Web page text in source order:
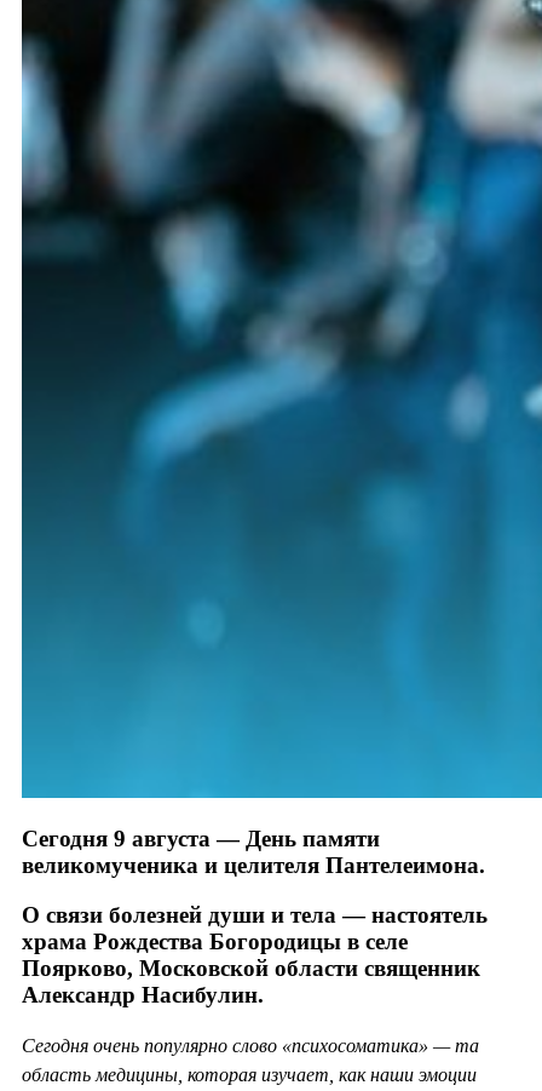
Сегодня 9 августа — День памяти
великомученика и целителя Пантелеимона.
О связи болезней души и тела — настоятель
храма Рождества Богородицы в селе
Поярково, Московской области священник
Александр Насибулин.
Сегодня очень популярно слово «психосоматика» — та
область медицины, которая изучает, как наши эмоции